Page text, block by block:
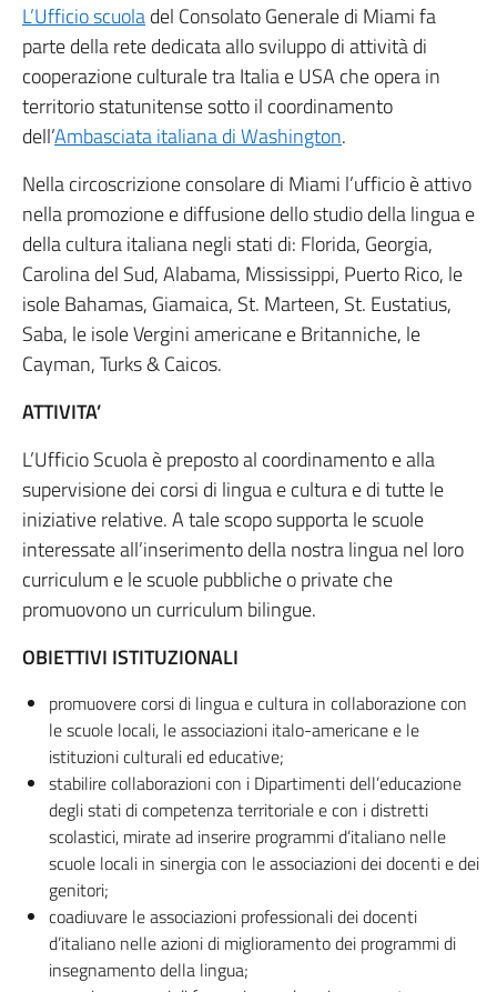
L’Ufficio scuoladel Consolato Generale di Miami fa
parte della rete dedicata allo sviluppo di attività di
cooperazione culturale tra Italia e USA che opera in
territorio statunitense sotto il coordinamento
dell’Ambasciata italiana di Washington.
Nella circoscrizione consolare di Miami l’ufficio è attivo
nella promozione e diffusione dello studio della lingua e
della cultura italiana negli stati di: Florida, Georgia,
Carolina del Sud, Alabama, Mississippi, Puerto Rico, le
isole Bahamas, Giamaica, St. Marteen, St. Eustatius,
Saba, le isole Vergini americane e Britanniche, le
Cayman, Turks & Caicos.
ATTIVITA’
L’Ufficio Scuola è preposto al coordinamento e alla
supervisione dei corsi di lingua e cultura e di tutte le
iniziative relative. A tale scopo supporta le scuole
interessate all’inserimento della nostra lingua nel loro
curriculum e le scuole pubbliche o private che
promuovono un curriculum bilingue.
OBIETTIVI ISTITUZIONALI
promuovere corsi di lingua e cultura in collaborazione con
le scuole locali, le associazioni italo-americane e le
istituzioni culturali ed educative;
stabilire collaborazioni con i Dipartimenti dell’educazione
degli stati di competenza territoriale e con i distretti
scolastici, mirate ad inserire programmi d’italiano nelle
scuole locali in sinergia con le associazioni dei docenti e dei
genitori;
coadiuvare le associazioni professionali dei docenti
d’italiano nelle azioni di miglioramento dei programmi di
insegnamento della lingua;